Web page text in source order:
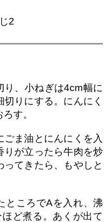
2
り、小ねぎは4cm幅に
りにする。にんにく
す。
ま油とにんにくを入
りが立ったら牛肉を炒
てきたら、もやしと
ところでAを入れ、沸
ど煮る。あくが出て